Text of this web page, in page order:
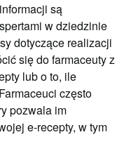
są
w dziedzinie
dotyczące realizacji
się do farmaceuty z
lub o to, ile
często
pozwala im
e-recepty, w tym